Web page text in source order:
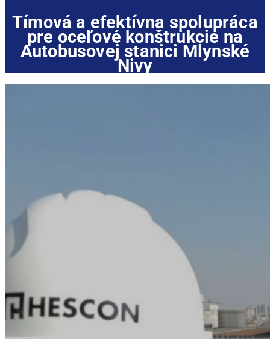
Tímová a efektívna spolupráca
pre oceľové konštrukcie na
Autobusovej stanici Mlynské
Nivy